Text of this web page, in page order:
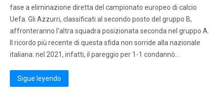
fase a eliminazione diretta del campionato europeo di calcio
Uefa. Gli Azzurri, classificati al secondo posto del gruppo B,
affronteranno l’altra squadra posizionata seconda nel gruppo A.
Il ricordo più recente di questa sfida non sorride alla nazionale
italiana: nel 2021, infatti, il pareggio per 1-1 condannò…
Sigue leyendo